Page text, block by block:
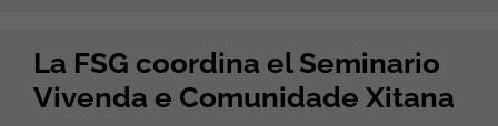
La FSG coordina el Seminario
Vivenda e Comunidade Xitana